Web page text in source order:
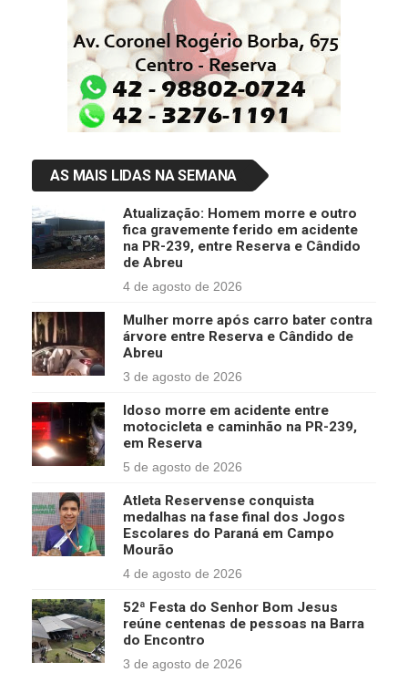
AS MAIS LIDAS NA SEMANA
Atualização: Homem morre e outro
fica gravemente ferido em acidente
na PR-239, entre Reserva e Cândido
de Abreu
4 de agosto de 2026
Mulher morre após carro bater contra
árvore entre Reserva e Cândido de
Abreu
3 de agosto de 2026
Idoso morre em acidente entre
motocicleta e caminhão na PR-239,
em Reserva
5 de agosto de 2026
Atleta Reservense conquista
medalhas na fase final dos Jogos
Escolares do Paraná em Campo
Mourão
4 de agosto de 2026
52ª Festa do Senhor Bom Jesus
reúne centenas de pessoas na Barra
do Encontro
3 de agosto de 2026